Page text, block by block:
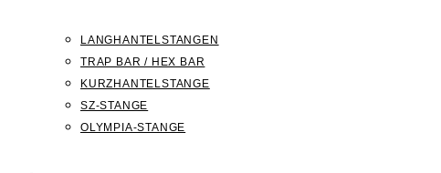
LANGHANTELSTANGEN
TRAP BAR / HEX BAR
KURZHANTELSTANGE
SZ-STANGE
OLYMPIA-STANGE